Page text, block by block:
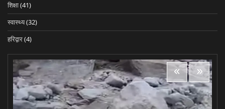
शिक्षा(41)
स्वास्थ्य(32)
हरिद्वार(4)